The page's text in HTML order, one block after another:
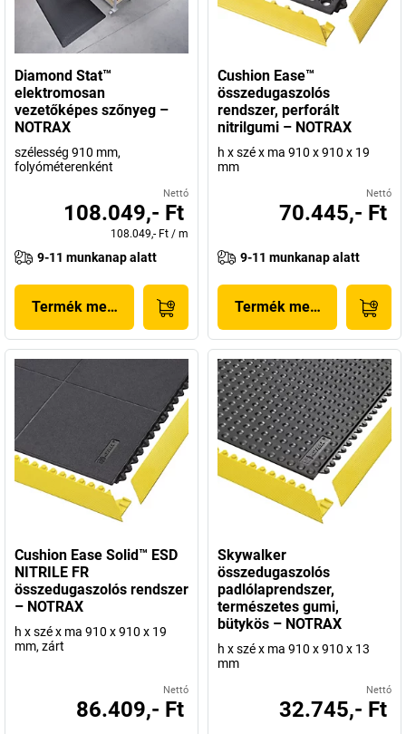
Diamond Stat™
elektromosan
vezetőképes szőnyeg –
NOTRAX
szélesség 910 mm,
folyóméterenként
Nettó
108.049,- Ft
108.049,- Ft / m
9-11 munkanap alatt
Termék megjelenítése
Cushion Ease™
összedugaszolós
rendszer, perforált
nitrilgumi – NOTRAX
h x szé x ma 910 x 910 x 19
mm
Nettó
70.445,- Ft
9-11 munkanap alatt
Termék megjelenítése
Cushion Ease Solid™ ESD
NITRILE FR
összedugaszolós rendszer
– NOTRAX
h x szé x ma 910 x 910 x 19
mm, zárt
Nettó
86.409,- Ft
Skywalker
összedugaszolós
padlólaprendszer,
természetes gumi,
bütykös – NOTRAX
h x szé x ma 910 x 910 x 13
mm
Nettó
32.745,- Ft